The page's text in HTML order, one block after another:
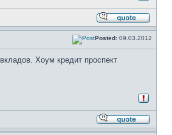
Posted: 09.03.2012
Хоум кредит проспект